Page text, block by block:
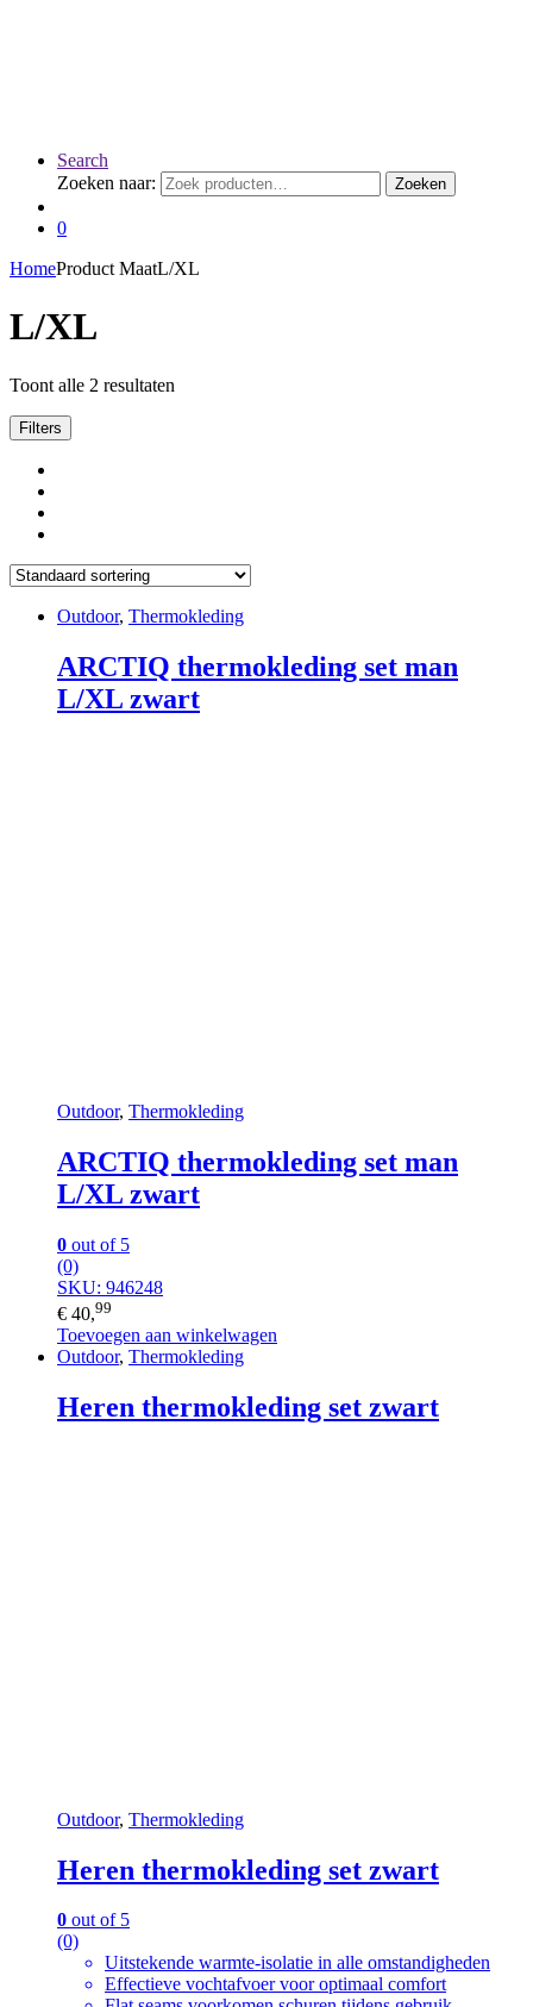
Search
Zoeken naar:
Zoeken
0
HomeProduct MaatL/XL
L/XL
Toont alle 2 resultaten
Filters
Outdoor, Thermokleding
ARCTIQ thermokleding set man
L/XL zwart
Outdoor, Thermokleding
ARCTIQ thermokleding set man
L/XL zwart
0 out of 5
(0)
SKU: 946248
€ 40,99
Toevoegen aan winkelwagen
Outdoor, Thermokleding
Heren thermokleding set zwart
Outdoor, Thermokleding
Heren thermokleding set zwart
0 out of 5
(0)
Uitstekende warmte-isolatie in alle omstandigheden
Effectieve vochtafvoer voor optimaal comfort